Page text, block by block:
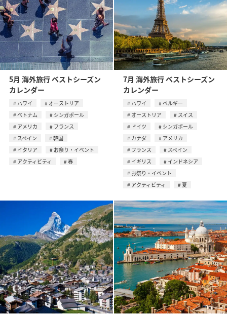
5月 海外旅行 ベストシーズン
カレンダー
ハワイ
オーストリア
ベトナム
シンガポール
アメリカ
フランス
スペイン
韓国
イタリア
お祭り・イベント
アクティビティ
春
7月 海外旅行 ベストシーズン
カレンダー
ハワイ
ベルギー
オーストリア
スイス
ドイツ
シンガポール
カナダ
アメリカ
フランス
スペイン
イギリス
インドネシア
お祭り・イベント
アクティビティ
夏